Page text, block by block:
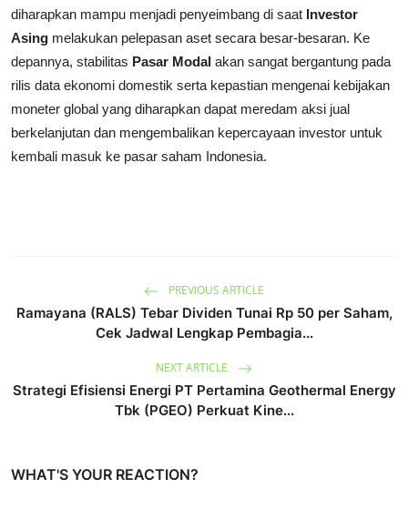
diharapkan mampu menjadi penyeimbang di saat Investor
Asing melakukan pelepasan aset secara besar-besaran. Ke
depannya, stabilitas Pasar Modal akan sangat bergantung pada
rilis data ekonomi domestik serta kepastian mengenai kebijakan
moneter global yang diharapkan dapat meredam aksi jual
berkelanjutan dan mengembalikan kepercayaan investor untuk
kembali masuk ke pasar saham Indonesia.
PREVIOUS ARTICLE
Ramayana (RALS) Tebar Dividen Tunai Rp 50 per Saham,
Cek Jadwal Lengkap Pembagia...
NEXT ARTICLE
Strategi Efisiensi Energi PT Pertamina Geothermal Energy
Tbk (PGEO) Perkuat Kine...
WHAT'S YOUR REACTION?